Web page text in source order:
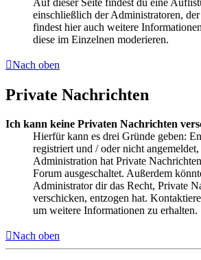
Auf dieser Seite findest du eine
einschließlich der Administratoren,
findest hier auch weitere
diese im Einzelnen moderieren.
Nach oben
Private Nachrichten
Ich kann keine Privaten Nachrichten
Hierfür kann es drei Gründe geben:
registriert und / oder nicht
Administration hat Private
Forum ausgeschaltet. Außerdem
Administrator dir das Recht, Private
verschicken, entzogen hat.
um weitere Informationen zu erhalten.
Nach oben